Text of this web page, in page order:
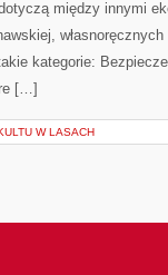
między innymi
kategorie:
[…]
W LASACH